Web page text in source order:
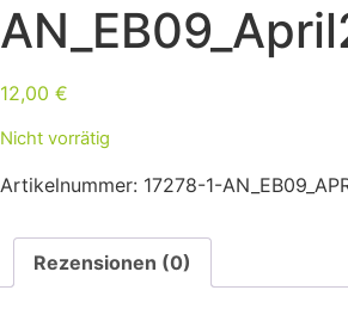
12,00 €
Nicht vorrätig
Artikelnummer: 17278-1-
Rezensionen (0)